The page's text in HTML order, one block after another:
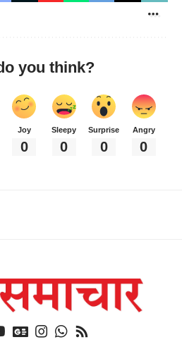
you think?
Joy
0
Sleepy
0
Surprise
0
Angry
0